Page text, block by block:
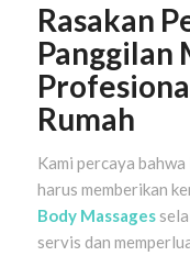
Rasakan
Panggilan
Rumah
Kami percaya
harus memberikan
Body Massages
servis dan